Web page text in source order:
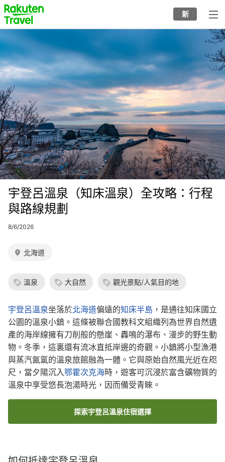
Skip
to
main
content
to
top
page
新
Image
宇登呂溫泉（知床溫泉）全攻略：行程
與路線規劃
8/6/2026
北海道
溫泉 大自然 觀光景點/人氣目的地
宇登呂溫泉坐落於北海道偏遠的知床半島 ，是通往知床國立
公園的溫泉小鎮。這條被聯合國教科文組織列為世界自然遺
產的海岸線擁有刀削般的懸崖、轟鳴的瀑布、漫步的野生動
物。冬季，這裏還有流冰直抵岸邊的奇觀。小鎮將小型漁港
與蒸汽氤氲的溫泉旅館融為一體。它與原始自然風光近在咫
尺，當夕陽沉入鄂霍次克海時，遊客可沉浸於富含礦物質的
溫泉中享受悠長泡湯時光，因而備受青睞。
探索宇登呂溫泉住宿選擇